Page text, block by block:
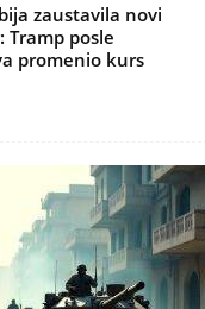
zaustavila novi
Tramp posle
promenio kurs